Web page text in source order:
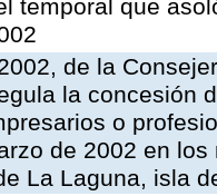
temporal que
de la
la concesión
o
de 2002 en
La Laguna, isla